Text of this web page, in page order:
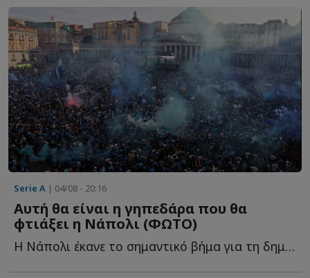
Serie A | 04/08 - 20:16
Αυτή θα είναι η γηπεδάρα που θα
φτιάξει η Νάπολι (ΦΩΤΟ)
Η Νάπολι έκανε το σημαντικό βήμα για τη δημιουργία τ...